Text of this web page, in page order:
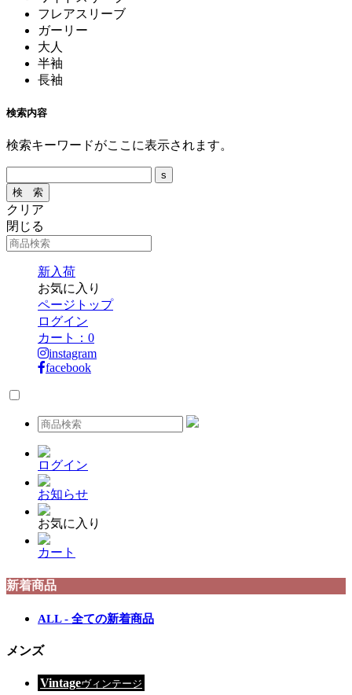
フレアスリーブ
ガーリー
大人
半袖
長袖
検索内容
検索キーワードがここに表示されます。
クリア
閉じる
新入荷
お気に入り
ページトップ
ログイン
カート： 0
instagram
facebook
ログイン
お知らせ
お気に入り
カート
新着商品
ALL - 全ての新着商品
メンズ
Vintageヴィンテージ